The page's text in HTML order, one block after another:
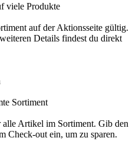
viele Produkte
auf der Aktionsseite gültig.
Details findest du direkt
Sortiment
Artikel im Sortiment. Gib den
Check-out ein, um zu sparen.